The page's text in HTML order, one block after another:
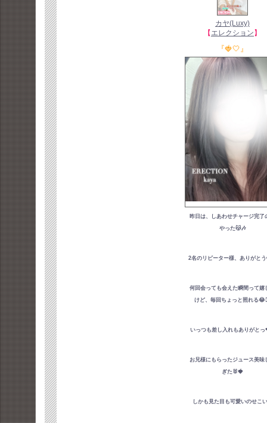
カヤ(Luxy)
【 エレクション 】
『🍓🤍』
昨日は、しあわせチャージ完了
やった😽🎶
2名のリピーター様、ありがと
何回会っても会えた瞬間って嬉
けど、毎回ちょっと照れる
いっつも差し入れもありがと
お兄様にもらったジュース美味
ぎた🐰🍓
しかも見た目も可愛いのせこ